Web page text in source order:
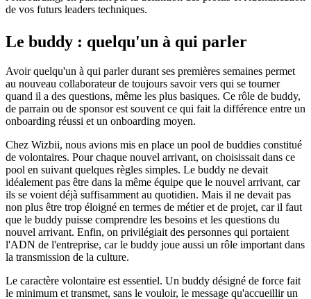
de vos futurs leaders techniques.
Le buddy : quelqu'un à qui parler
Avoir quelqu'un à qui parler durant ses premières semaines permet
au nouveau collaborateur de toujours savoir vers qui se tourner
quand il a des questions, même les plus basiques. Ce rôle de buddy,
de parrain ou de sponsor est souvent ce qui fait la différence entre un
onboarding réussi et un onboarding moyen.
Chez Wizbii, nous avions mis en place un pool de buddies constitué
de volontaires. Pour chaque nouvel arrivant, on choisissait dans ce
pool en suivant quelques règles simples. Le buddy ne devait
idéalement pas être dans la même équipe que le nouvel arrivant, car
ils se voient déjà suffisamment au quotidien. Mais il ne devait pas
non plus être trop éloigné en termes de métier et de projet, car il faut
que le buddy puisse comprendre les besoins et les questions du
nouvel arrivant. Enfin, on privilégiait des personnes qui portaient
l'ADN de l'entreprise, car le buddy joue aussi un rôle important dans
la transmission de la culture.
Le caractère volontaire est essentiel. Un buddy désigné de force fait
le minimum et transmet, sans le vouloir, le message qu'accueillir un